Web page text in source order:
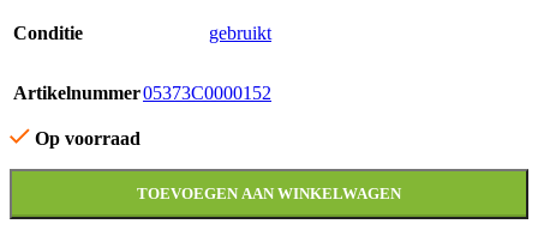
Conditie gebruikt
Artikelnummer05373C0000152
Op voorraad
TOEVOEGEN AAN WINKELWAGEN